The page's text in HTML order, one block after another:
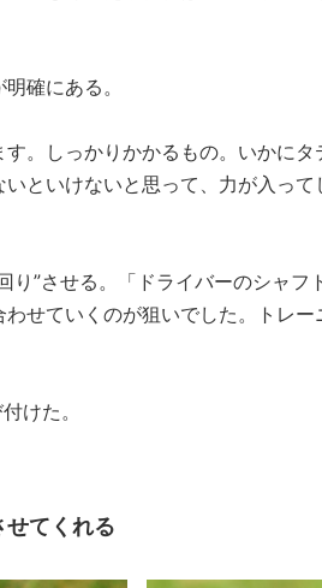
確にある。
す。しっかりかかるもの。いかに
といけないと思って、力が入っ
り”させる。「ドライバーのシャ
せていくのが狙いでした。トレ
けた。
てくれる